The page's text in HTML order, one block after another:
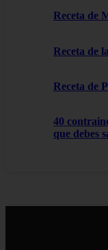
Receta de
Receta de
Receta de
40
que debes